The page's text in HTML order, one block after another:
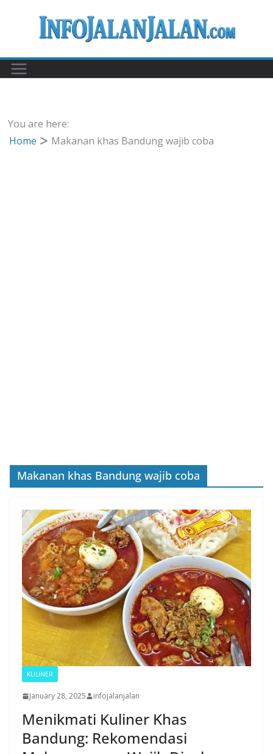
You are here:
Home
Makanan khas Bandung wajib coba
Makanan khas Bandung wajib coba
KULINER
January 28, 2025 infojalanjalan
Menikmati Kuliner Khas
Bandung: Rekomendasi